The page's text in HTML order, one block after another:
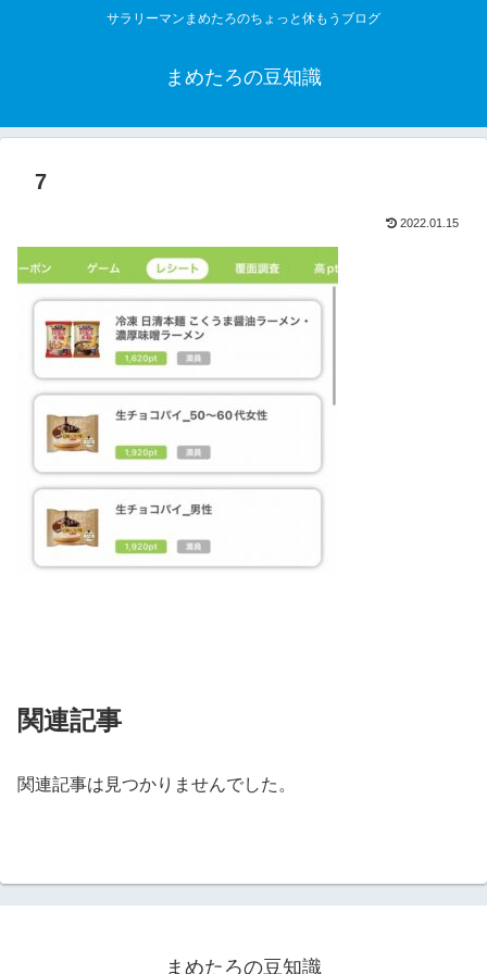
サラリーマンまめたろのちょっと休もうブログ
まめたろの豆知識
7
2022.01.15
関連記事
関連記事は見つかりませんでした。
まめたろの豆知識